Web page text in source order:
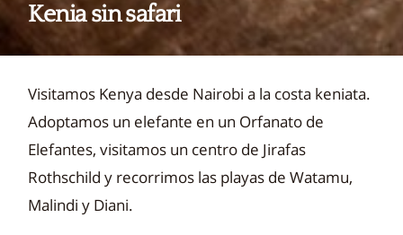
Kenia sin safari
Visitamos Kenya desde Nairobi a la costa keniata.
Adoptamos un elefante en un Orfanato de
Elefantes, visitamos un centro de Jirafas
Rothschild y recorrimos las playas de Watamu,
Malindi y Diani.